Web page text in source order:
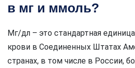
в мг и ммоль?
Мг/дл – это стандартная
крови в Соединенных Штатах
странах, в том числе в России,